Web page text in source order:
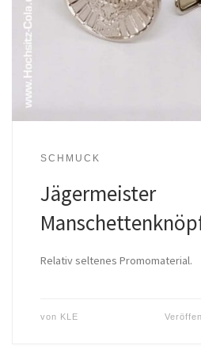
SCHMUCK
Jägermeister
Relativ seltenes Promomaterial.
von KLE